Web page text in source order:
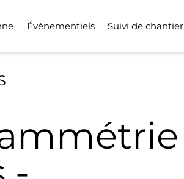
Événementiels Suivi de chantier